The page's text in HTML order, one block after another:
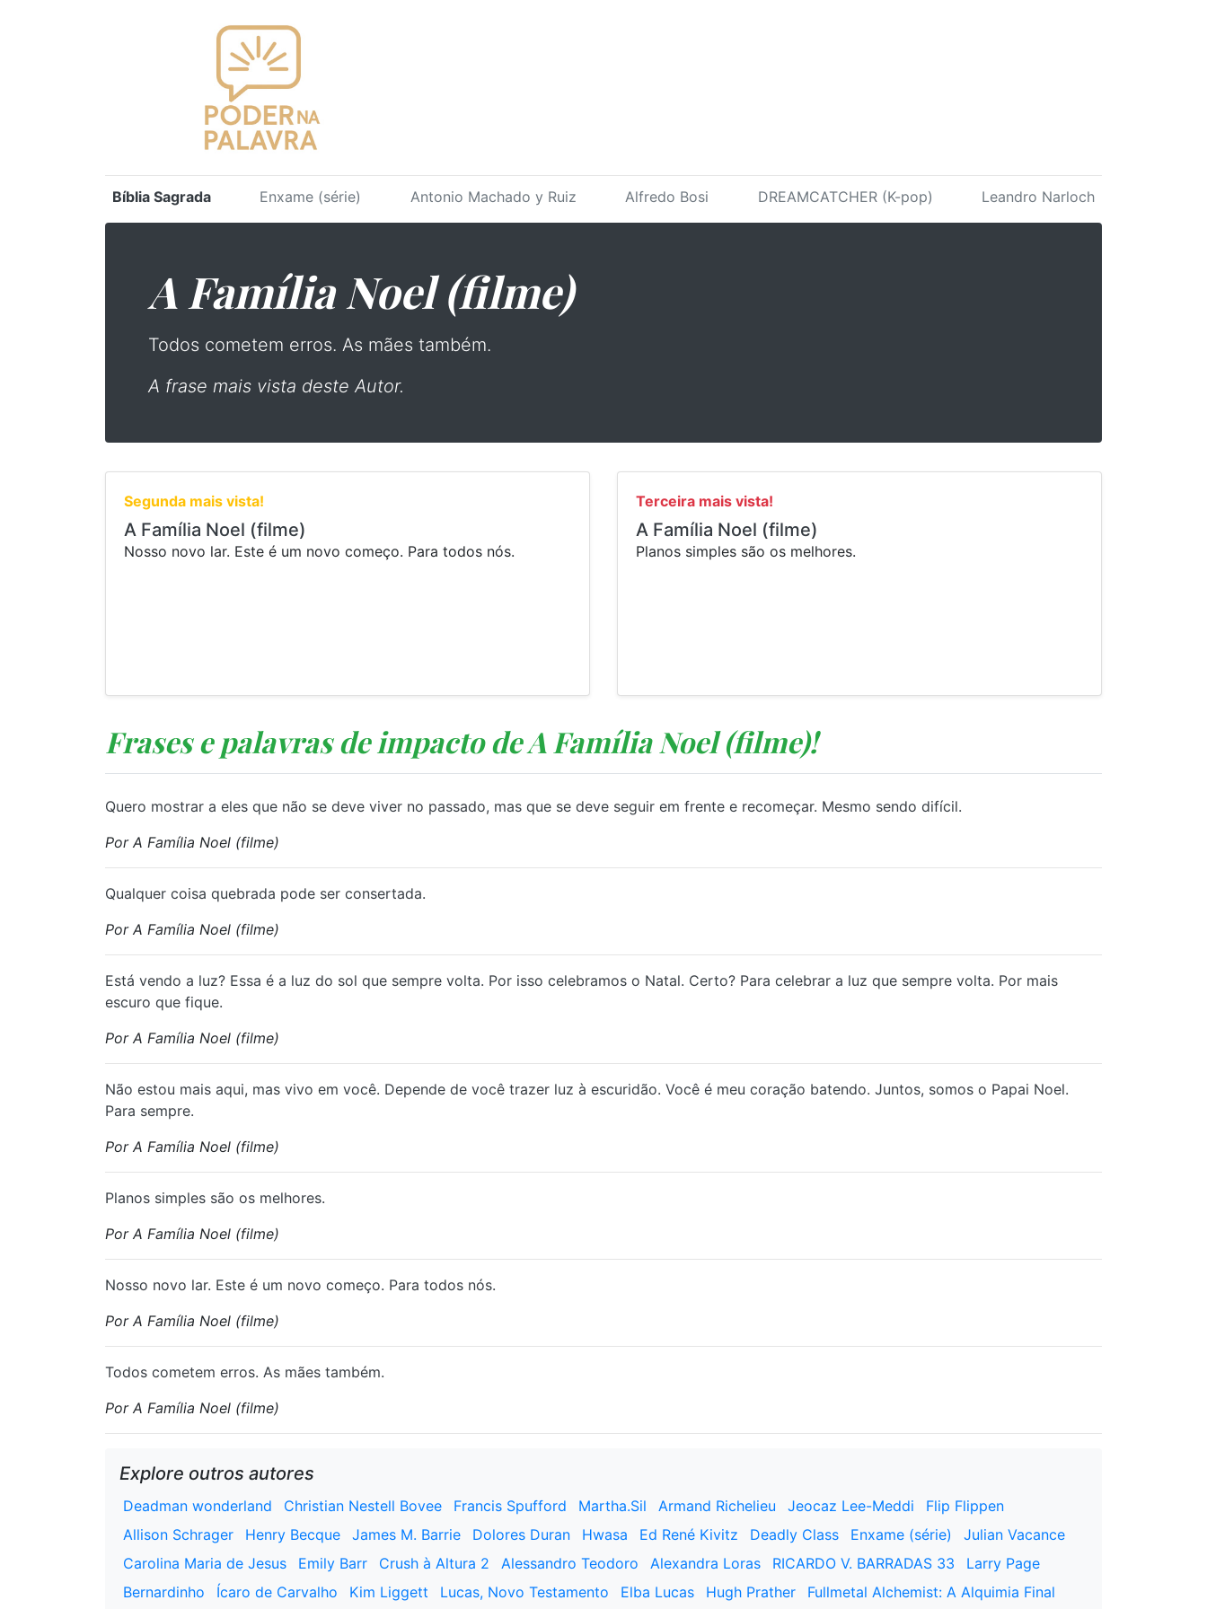
Bíblia Sagrada Enxame (série) Antonio Machado y Ruiz Alfredo Bosi DREAMCATCHER (K-pop) Leandro Narloch
A Família Noel (filme)
Todos cometem erros. As mães também.
A frase mais vista deste Autor.
Segunda mais vista!
A Família Noel (filme)
Nosso novo lar. Este é um novo começo. Para todos nós.
Terceira mais vista!
A Família Noel (filme)
Planos simples são os melhores.
Frases e palavras de impacto de A Família Noel (filme)!
Quero mostrar a eles que não se deve viver no passado, mas que se deve seguir em frente e recomeçar. Mesmo sendo difícil.
Por A Família Noel (filme)
Qualquer coisa quebrada pode ser consertada.
Por A Família Noel (filme)
Está vendo a luz? Essa é a luz do sol que sempre volta. Por isso celebramos o Natal. Certo? Para celebrar a luz que sempre volta. Por mais
escuro que fique.
Por A Família Noel (filme)
Não estou mais aqui, mas vivo em você. Depende de você trazer luz à escuridão. Você é meu coração batendo. Juntos, somos o Papai Noel.
Para sempre.
Por A Família Noel (filme)
Planos simples são os melhores.
Por A Família Noel (filme)
Nosso novo lar. Este é um novo começo. Para todos nós.
Por A Família Noel (filme)
Todos cometem erros. As mães também.
Por A Família Noel (filme)
Explore outros autores
Deadman wonderland Christian Nestell Bovee Francis Spufford Martha.Sil Armand Richelieu Jeocaz Lee-Meddi
Flip Flippen
Allison Schrager
Henry Becque James M. Barrie Dolores Duran Hwasa Ed René Kivitz Deadly Class Enxame (série)
Julian Vacance
Carolina Maria de Jesus
Emily Barr Crush à Altura 2 Alessandro Teodoro Alexandra Loras RICARDO V. BARRADAS 33
Larry Page
Bernardinho
Ícaro de Carvalho Kim Liggett Lucas, Novo Testamento Elba Lucas Hugh Prather Fullmetal Alchemist: A Alquimia Final